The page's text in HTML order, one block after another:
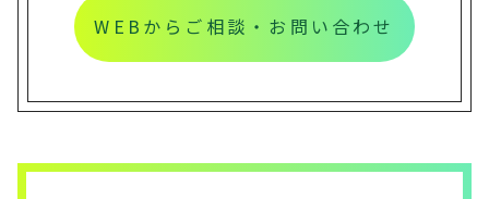
WEBからご相談・お問い合わせ